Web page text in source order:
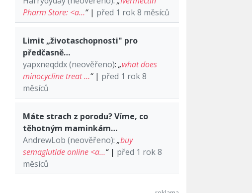
Pharm Store: <a…“| před 1 rok 8 měsíců
Limit „životaschopnosti" pro
předčasně…
yapxneqddx (neověřeno): „what does
minocycline treat …“| před 1 rok 8
měsíců
Máte strach z porodu? Víme, co
těhotným maminkám…
AndrewLob (neověřeno): „buy
semaglutide online <a…“| před 1 rok 8
měsíců